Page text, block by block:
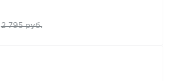
2 795 руб.